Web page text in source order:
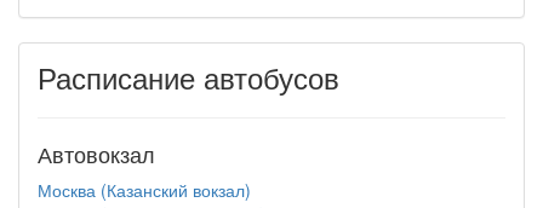
Расписание автобусов
Автовокзал
Москва (Казанский вокзал)